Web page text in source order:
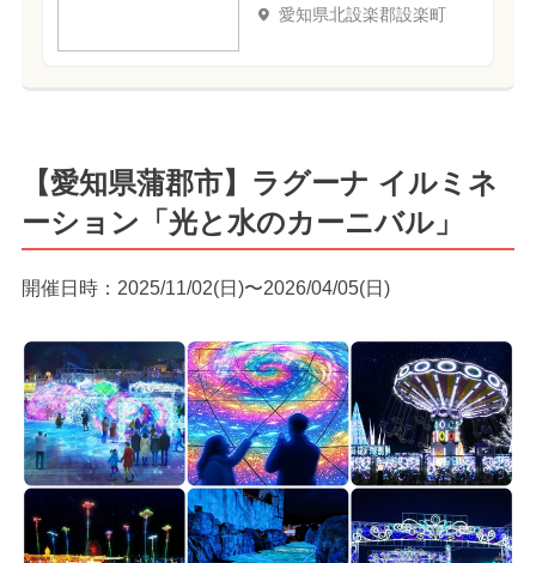
愛知県北設楽郡設楽町
【愛知県蒲郡市】ラグーナ イルミネ
ーション「光と水のカーニバル」
開催日時：2025/11/02(日)〜2026/04/05(日)